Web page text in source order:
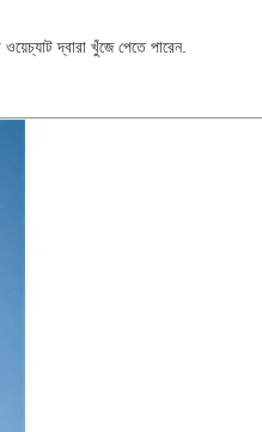
দ্বারা খুঁজে পেতে পারেন.